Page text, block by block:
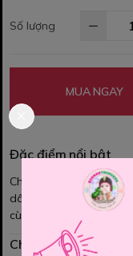
Số lượng
MUA NGAY
Đặc điểm nổi bật
Chất vải thun cotton
dây rút để điều chỉnh
cùng áo thun rất xinh
Chính sách mua hàng